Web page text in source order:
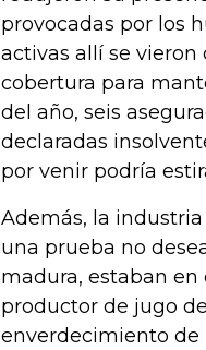
provocadas por los
activas allí se
cobertura para
del año, seis
declaradas
por venir podría
Además, la
una prueba no
madura, estaban en
productor de jugo
enverdecimiento de